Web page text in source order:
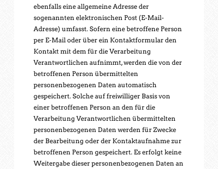
ebenfalls eine allgemeine Adresse der
sogenannten elektronischen Post (E-Mail-
Adresse) umfasst. Sofern eine betroffene Person
per E-Mail oder über ein Kontaktformular den
Kontakt mit dem für die Verarbeitung
Verantwortlichen aufnimmt, werden die von der
betroffenen Person übermittelten
personenbezogenen Daten automatisch
gespeichert. Solche auf freiwilliger Basis von
einer betroffenen Person an den für die
Verarbeitung Verantwortlichen übermittelten
personenbezogenen Daten werden für Zwecke
der Bearbeitung oder der Kontaktaufnahme zur
betroffenen Person gespeichert. Es erfolgt keine
Weitergabe dieser personenbezogenen Daten an